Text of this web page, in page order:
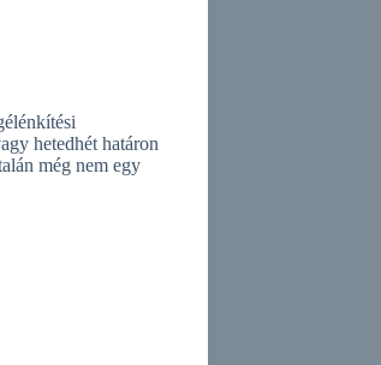
hetedhét határon
még nem egy